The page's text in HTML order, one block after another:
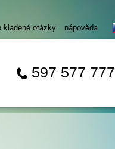
kladené otázky nápověda
597 577 777